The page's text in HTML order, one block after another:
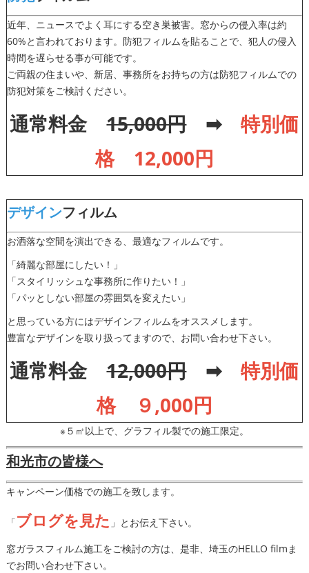
近年、ニュースでよく耳にする空き巣被害。窓からの侵入率は約
60%と言われております。防犯フィルムを貼ることで、犯人の侵入
時間を遅らせる事が可能です。
ご両親の住まいや、新居、事務所をお持ちの方は防犯フィルムでの
防犯対策をご検討ください。
通常料金15,000円➡
特別価
格 12,000円
デザインフィルム
お洒落な空間を演出できる、最適なフィルムです。
「綺麗な部屋にしたい！」
「スタイリッシュな事務所に作りたい！」
「パッとしない部屋の雰囲気を変えたい」
と思っている方にはデザインフィルムをオススメします。
豊富なデザインを取り扱ってますので、お問い合わせ下さい。
通常料金12,000円➡
特別価
格 ９,000円
※５㎡以上で、グラフィル製での施工限定。
和光市の皆様へ
キャンペーン価格での施工を致します。
「ブログを見た 」とお伝え下さい。
窓ガラスフィルム施工をご検討の方は、是非、埼玉のHELLO filmま
でお問い合わせ下さい。